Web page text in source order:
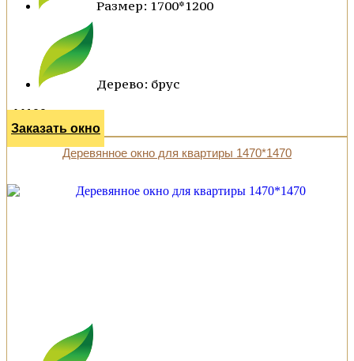
Размер: 1700*1200
Дерево: брус
44100 р.
Заказать окно
Деревянное окно для квартиры 1470*1470